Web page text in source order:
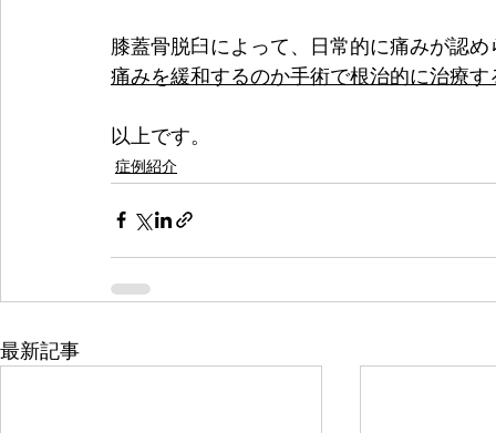
膝蓋骨脱臼によって、日常的に痛みが認
痛みを緩和するのか手術で根治的に治療す
以上です。
症例紹介
最新記事